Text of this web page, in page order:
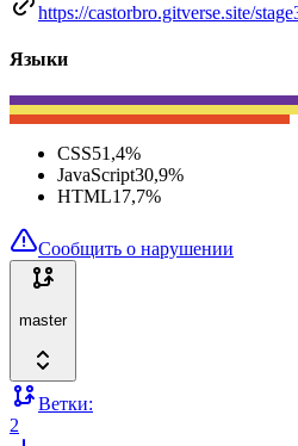
https://castorbro.gitverse.site/
Языки
CSS51,4%
JavaScript30,9%
HTML17,7%
Сообщить о нарушении
master
Ветки:
2